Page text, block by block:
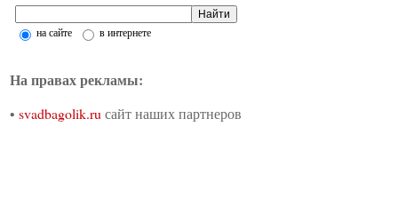
на сайте в интернете
На правах рекламы:
•svadbagolik.ru сайт наших партнеров